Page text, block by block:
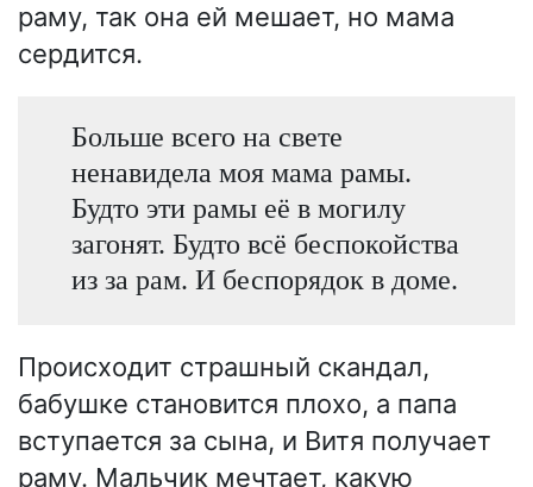
раму, так она ей мешает, но мама
сердится.
Больше всего на свете
ненавидела моя мама рамы.
Будто эти рамы её в могилу
загонят. Будто всё беспокойства
из за рам. И беспорядок в доме.
Происходит страшный скандал,
бабушке становится плохо, а папа
вступается за сына, и Витя получает
раму. Мальчик мечтает, какую